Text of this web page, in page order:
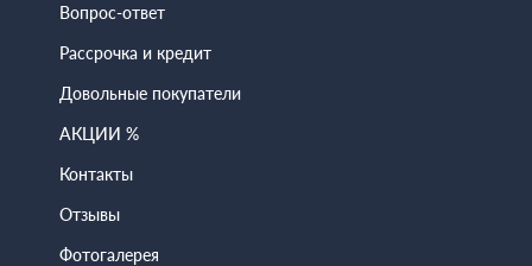
Вопрос-ответ
Рассрочка и кредит
Довольные покупатели
АКЦИИ %
Контакты
Отзывы
Фотогалерея